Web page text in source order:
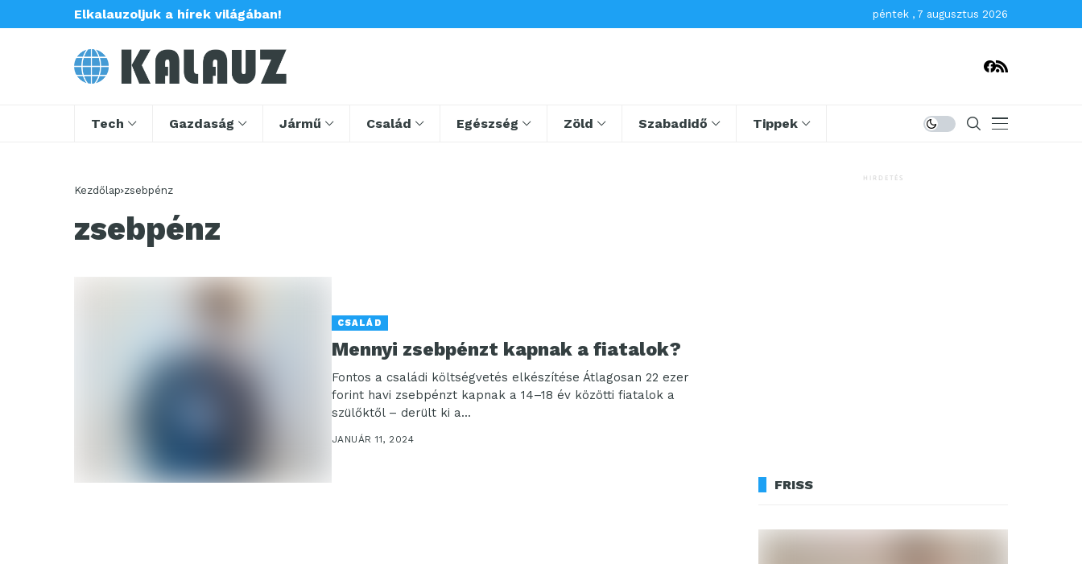
Elkalauzoljuk a hírek világában! péntek , 7 augusztus 2026
Tech Gazdaság Jármű Család Egészség Zöld Szabadidő Tippek
Kezdőlap zsebpénz
zsebpénz
CSALÁD
Mennyi zsebpénzt kapnak a fiatalok?
Fontos a családi költségvetés elkészítése Átlagosan 22 ezer
forint havi zsebpénzt kapnak a 14–18 év közötti fiatalok a
szülőktől – derült ki a...
JANUÁR 11, 2024
HIRDETÉS
FRISS